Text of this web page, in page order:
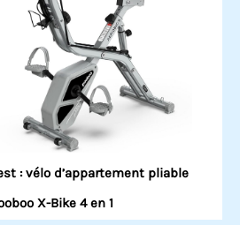
: vélo d’appartement pliable
X-Bike 4 en 1